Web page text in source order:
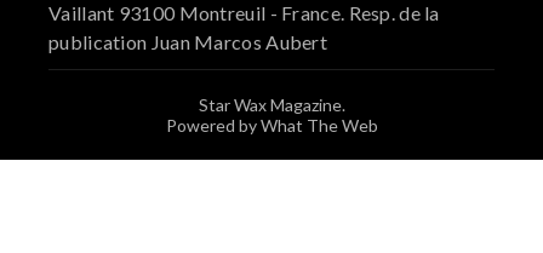
Vaillant 93100 Montreuil - France. Resp. de la
publication Juan Marcos Aubert
Star Wax Magazine.
Powered by What The Web